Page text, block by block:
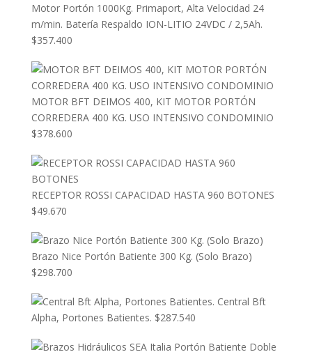
Motor Portón 1000Kg. Primaport, Alta Velocidad 24
m/min. Batería Respaldo ION-LITIO 24VDC / 2,5Ah.
$357.400
MOTOR BFT DEIMOS 400, KIT MOTOR PORTÓN
CORREDERA 400 KG. USO INTENSIVO CONDOMINIO
$378.600
RECEPTOR ROSSI CAPACIDAD HASTA 960 BOTONES
$49.670
Brazo Nice Portón Batiente 300 Kg. (Solo Brazo)
$298.700
Central Bft
Alpha, Portones Batientes. $287.540